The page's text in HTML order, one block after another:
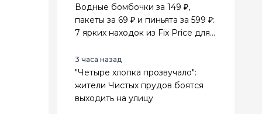
Водные бомбочки за 149 ₽,
пакеты за 69 ₽ и пиньята за 599 ₽:
7 ярких находок из Fix Price для
3 часа назад
"Четыре хлопка прозвучало":
жители Чистых прудов боятся
выходить на улицу